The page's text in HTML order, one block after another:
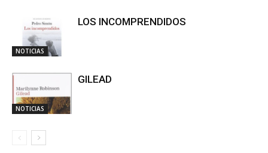
NOTICIAS
LOS INCOMPRENDIDOS
NOTICIAS
GILEAD